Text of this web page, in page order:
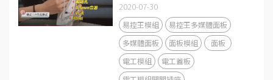
2020-07-30
易控王模組
易控王多媒體面板
多媒體面板
面板模組
面板
電工模組
電工蓋板